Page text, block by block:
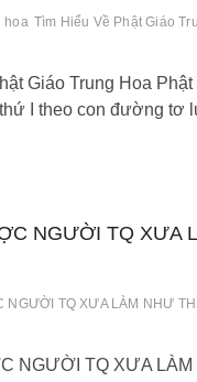
hoa Tìm Hiểu Về Phật Giáo
Giáo Trung Hoa
I theo con đường tơ
NGƯỜI TQ XƯA
NGƯỜI TQ XƯA LÀM NHƯ
NGƯỜI TQ XƯA LÀM